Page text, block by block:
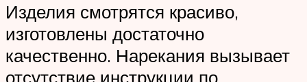
Изделия смотрятся красиво,
изготовлены достаточно
качественно. Нарекания вызывает
отсутствие инструкции по